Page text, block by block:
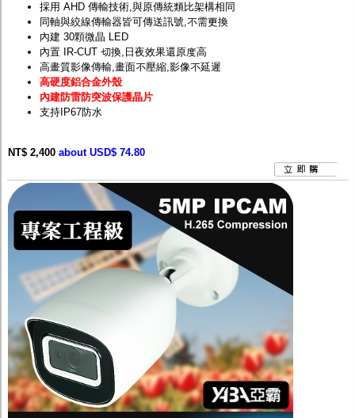
採用 AHD 傳輸技術,與原傳統類比架構相同
同軸與絞線傳輸器皆可傳送訊號,不需更換
內建 30顆微晶 LED
內置 IR-CUT 切換,日夜效果還原度高
高畫質影像傳輸,畫面不壓縮,影像不延遲
高硬度鋁合金外殼
內建防雷防突波保護晶片
支持IP67防水
NT$ 2,400 about USD$ 74.80